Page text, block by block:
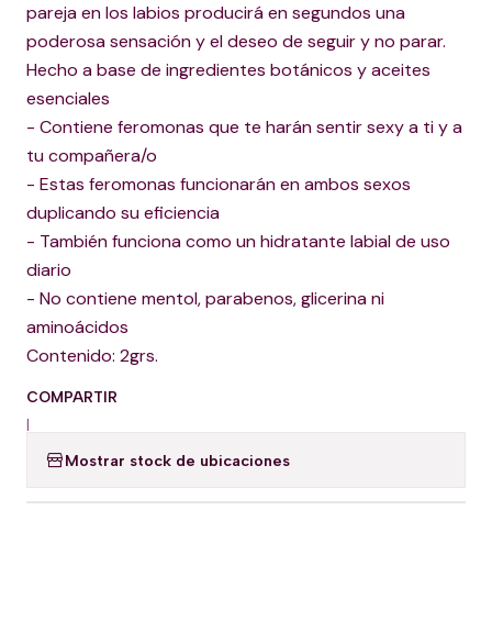
pareja en los labios producirá en segundos una
poderosa sensación y el deseo de seguir y no parar.
Hecho a base de ingredientes botánicos y aceites
esenciales
- Contiene feromonas que te harán sentir sexy a ti y a
tu compañera/o
- Estas feromonas funcionarán en ambos sexos
duplicando su eficiencia
- También funciona como un hidratante labial de uso
diario
- No contiene mentol, parabenos, glicerina ni
aminoácidos
Contenido: 2grs.
COMPARTIR
|
Mostrar stock de ubicaciones